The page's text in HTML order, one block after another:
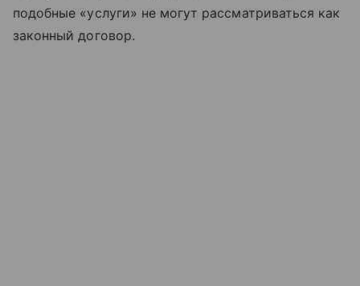
подобные «услуги» не могут рассматриваться как
законный договор.